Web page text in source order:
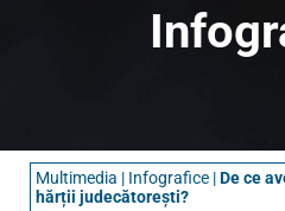
Multimedia | Infografice |De ce
hărții judecătorești?